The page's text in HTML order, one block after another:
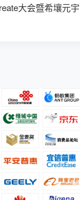
大会暨希壤元